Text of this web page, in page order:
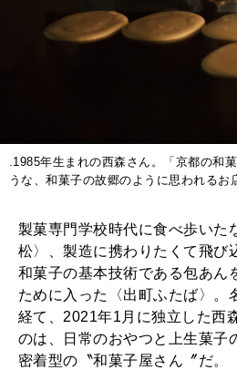
.1985年生まれの西森さん。「京都の和
うな、和菓子の故郷のように思われるお
製菓専門学校時代に食べ歩いた
松〉、製造に携わりたくて飛び
和菓子の基本技術である包あん
ために入った〈出町ふたば〉。
経て、2021年1月に独立した西
のは、日常のおやつと上生菓子
密着型の〝和菓子屋さん〞だ。